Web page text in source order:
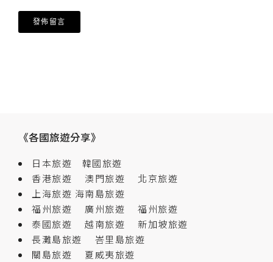
《各國旅遊分享》
日本旅遊
韓國旅遊
香港旅遊
澳門旅遊
北京旅遊
上海旅遊 海南島旅遊
福州旅遊
廣州旅遊
福州旅遊
泰國旅遊
越南旅遊
新加坡旅遊
長灘島旅遊
峇里島旅遊
關島旅遊
夏威夷旅遊